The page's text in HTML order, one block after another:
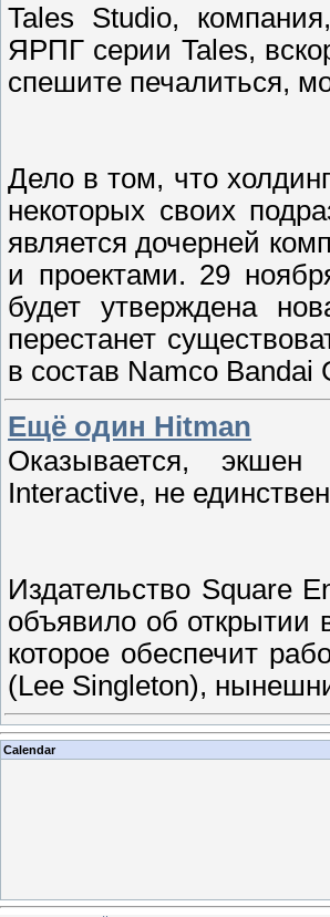
Tales Studio,
ЯРПГ серии Tales,
спешите печалиться,
Дело в том, что
некоторых своих
является дочерней
и проектами. 29
будет утверждена
перестанет
в состав Namco Bandai
Ещё один Hitman
Оказывается,
Interactive, не
Издательство Square
объявило об открытии
которое обеспечит
(Lee Singleton),
Calendar